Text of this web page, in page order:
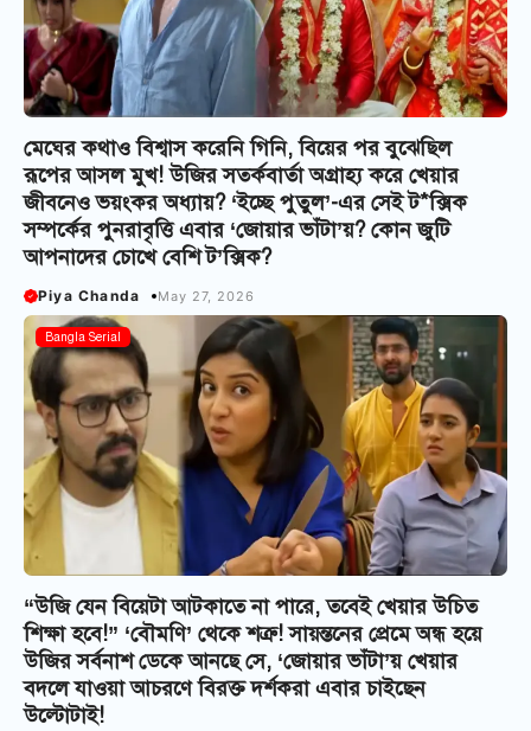
মেঘের কথাও বিশ্বাস করেনি গিনি, বিয়ের পর বুঝেছিল
রূপের আসল মুখ! উজির সতর্কবার্তা অগ্রাহ্য করে খেয়ার
জীবনেও ভয়ংকর অধ্যায়? ‘ইচ্ছে পুতুল’-এর সেই ট*ক্সিক
সম্পর্কের পুনরাবৃত্তি এবার ‘জোয়ার ভাঁটা’য়? কোন জুটি
আপনাদের চোখে বেশি ট’ক্সিক?
Piya Chanda May 27, 2026
Bangla Serial
“উজি যেন বিয়েটা আটকাতে না পারে, তবেই খেয়ার উচিত
শিক্ষা হবে!” ‘বৌমণি’ থেকে শত্রু! সায়ন্তনের প্রেমে অন্ধ হয়ে
উজির সর্বনাশ ডেকে আনছে সে, ‘জোয়ার ভাঁটা’য় খেয়ার
বদলে যাওয়া আচরণে বিরক্ত দর্শকরা এবার চাইছেন
উল্টোটাই!